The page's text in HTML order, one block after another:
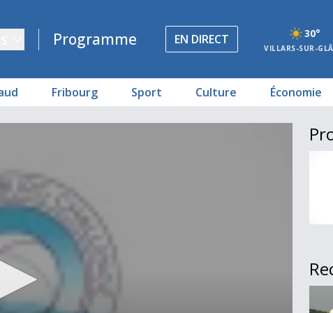
Programme EN DIRECT 30°
VILLARS-SUR-
Fribourg Sport Culture Économie